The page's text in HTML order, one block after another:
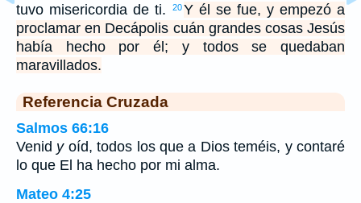
tuvo misericordia de ti.
20Y él se fue, y empezó a
proclamar en Decápolis cuán grandes cosas Jesús
había hecho por él; y todos se quedaban
maravillados.
Referencia Cruzada
Salmos 66:16
Venid yoíd, todos los que a Dios teméis, y contaré
lo que El ha hecho por mi alma.
Mateo 4:25